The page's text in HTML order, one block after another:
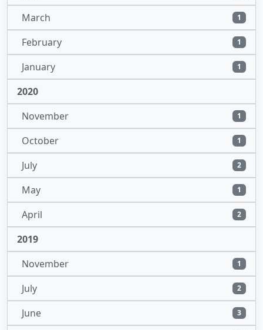
March 1
February 1
January 1
2020
November
1
October 1
July 2
May 1
April 2
2019
November
1
July 2
June 3